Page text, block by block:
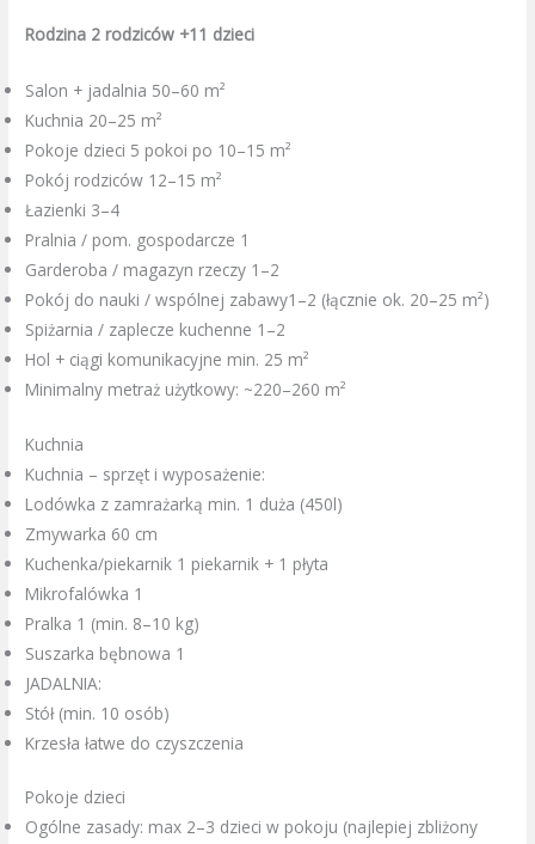
Rodzina 2 rodziców +11 dzieci
Salon + jadalnia 50–60 m²
Kuchnia 20–25 m²
Pokoje dzieci 5 pokoi po 10–15 m²
Pokój rodziców 12–15 m²
Łazienki 3–4
Pralnia / pom. gospodarcze 1
Garderoba / magazyn rzeczy 1–2
Pokój do nauki / wspólnej zabawy1–2 (łącznie ok. 20–25 m²)
Spiżarnia / zaplecze kuchenne 1–2
Hol + ciągi komunikacyjne min. 25 m²
Minimalny metraż użytkowy: ~220–260 m²
Kuchnia
Kuchnia – sprzęt i wyposażenie:
Lodówka z zamrażarką min. 1 duża (450l)
Zmywarka 60 cm
Kuchenka/piekarnik 1 piekarnik + 1 płyta
Mikrofalówka 1
Pralka 1 (min. 8–10 kg)
Suszarka bębnowa 1
JADALNIA:
Stół (min. 10 osób)
Krzesła łatwe do czyszczenia
Pokoje dzieci
Ogólne zasady: max 2–3 dzieci w pokoju (najlepiej zbliżony